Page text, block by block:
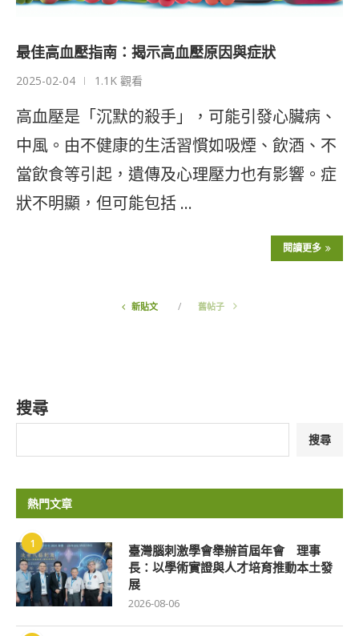
最佳高血壓指南：揭示高血壓原因與症狀
2025-02-04 1.1K 觀看
高血壓是「沉默的殺手」，可能引發心臟病、
中風。由不健康的生活習慣如吸煙、飲酒、不
當飲食等引起，遺傳及心理壓力也有影響。症
狀不明顯，但可能包括 …
閱讀更多
新貼文 舊帖子
搜尋
搜尋
熱門文章
1
臺灣腦刺激學會舉辦首屆年會 理事
長：以學術實證與人才培育推動本土發
展
2026-08-06